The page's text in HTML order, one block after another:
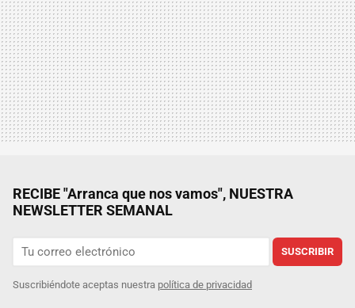
RECIBE "Arranca que nos vamos", NUESTRA
NEWSLETTER SEMANAL
SUSCRIBIR
Suscribiéndote aceptas nuestra política de privacidad